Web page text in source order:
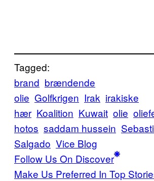
Tagged:
brand brændende
olie Golfkrigen Irak irakiske
hær Koalition Kuwait olie
hotos saddam hussein
Salgado Vice Blog
Follow Us On Discover
Make Us Preferred In Top